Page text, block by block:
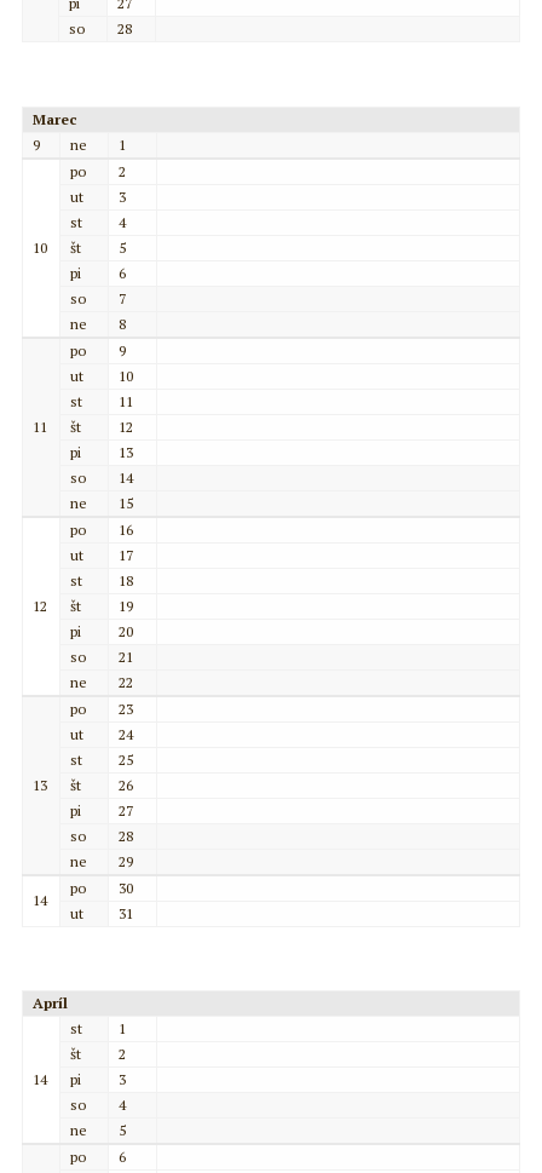
so
28
Marec
9
ne 1
10
po
2
ut
3
st
4
št
5
pi
6
so
7
ne
8
11
po
9
ut
10
st
11
št
12
pi
13
so
14
ne
15
12
po
16
ut
17
st
18
št
19
pi
20
so
21
ne
22
13
po
23
ut
24
st
25
št
26
pi
27
so
28
ne
29
14
po
30
ut
31
Apríl
14
st
1
št
2
pi
3
so
4
ne
5
po
6